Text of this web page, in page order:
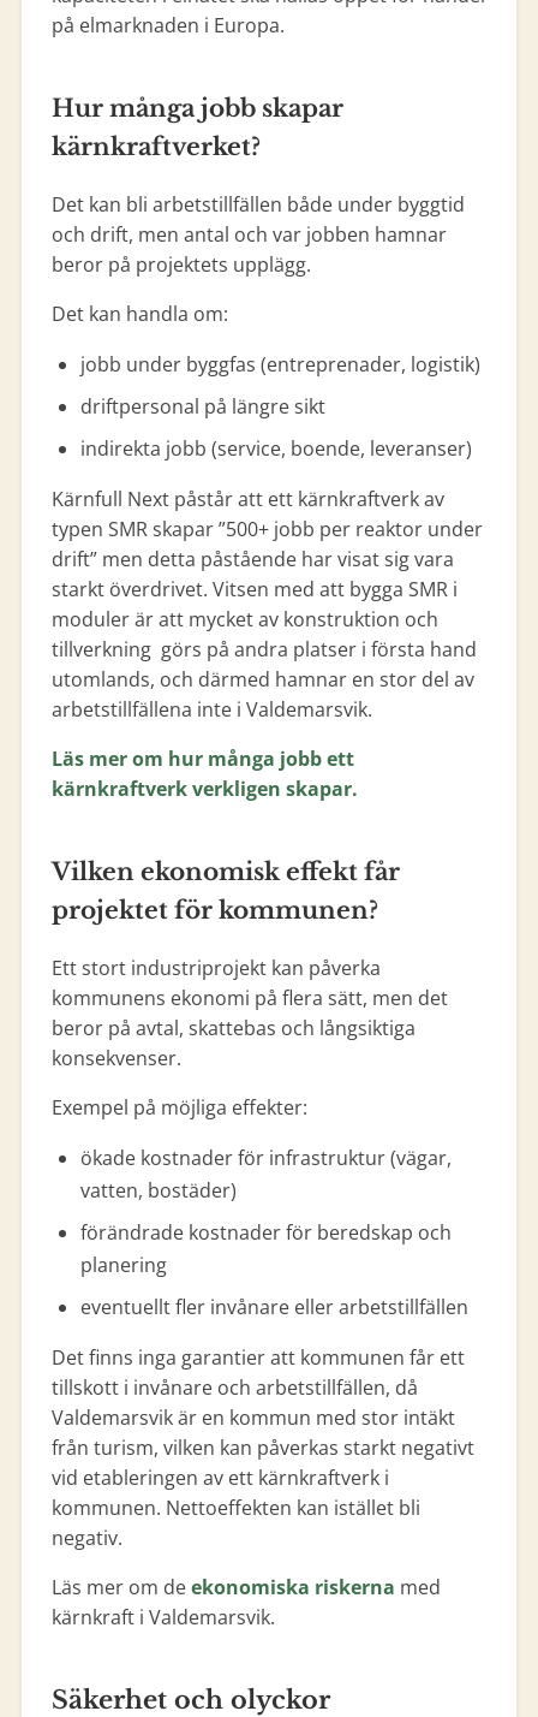
på elmarknaden i Europa.
Hur många jobb skapar
kärnkraftverket?
Det kan bli arbetstillfällen både under byggtid
och drift, men antal och var jobben hamnar
beror på projektets upplägg.
Det kan handla om:
jobb under byggfas (entreprenader, logistik)
driftpersonal på längre sikt
indirekta jobb (service, boende, leveranser)
Kärnfull Next påstår att ett kärnkraftverk av
typen SMR skapar ”500+ jobb per reaktor under
drift” men detta påstående har visat sig vara
starkt överdrivet. Vitsen med att bygga SMR i
moduler är att mycket av konstruktion och
tillverkning görs på andra platser i första hand
utomlands, och därmed hamnar en stor del av
arbetstillfällena inte i Valdemarsvik.
Läs mer om hur många jobb ett
kärnkraftverk verkligen skapar.
Vilken ekonomisk effekt får
projektet för kommunen?
Ett stort industriprojekt kan påverka
kommunens ekonomi på flera sätt, men det
beror på avtal, skattebas och långsiktiga
konsekvenser.
Exempel på möjliga effekter:
ökade kostnader för infrastruktur (vägar,
vatten, bostäder)
förändrade kostnader för beredskap och
planering
eventuellt fler invånare eller arbetstillfällen
Det finns inga garantier att kommunen får ett
tillskott i invånare och arbetstillfällen, då
Valdemarsvik är en kommun med stor intäkt
från turism, vilken kan påverkas starkt negativt
vid etableringen av ett kärnkraftverk i
kommunen. Nettoeffekten kan istället bli
negativ.
Läs mer om deekonomiska riskerna med
kärnkraft i Valdemarsvik.
Säkerhet och olyckor